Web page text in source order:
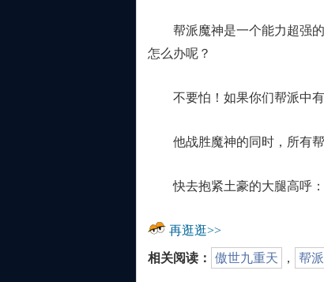
帮派魔神是一个能力超强的
怎么办呢？
不要怕！如果你们帮派中有
他战胜魔神的同时，所有帮
快去抱紧土豪的大腿高呼：
再逛逛>>
相关阅读： 傲世九重天 ， 帮